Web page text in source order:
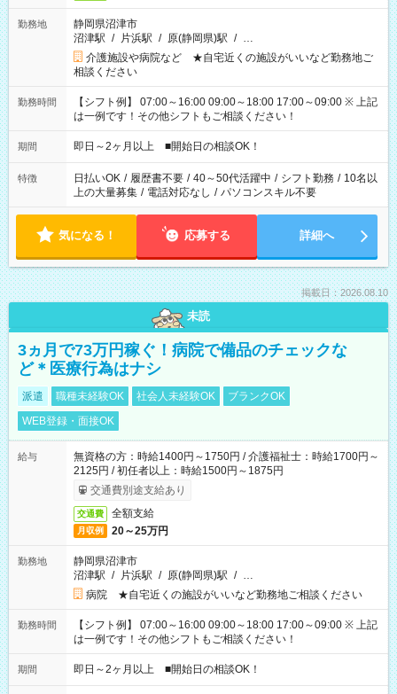
勤務地
静岡県沼津市
沼津駅 / 片浜駅 / 原(静岡県)駅 / …
介護施設や病院など ★自宅近くの施設がいいなど勤務地ご
相談ください
勤務時間
【シフト例】 07:00～16:00 09:00～18:00 17:00～09:00 ※ 上記
は一例です！その他シフトもご相談ください！
期間 即日～2ヶ月以上 ■開始日の相談OK！
特徴 日払いOK / 履歴書不要 / 40～50代活躍中 / シフト勤務 / 10名以
上の大量募集 / 電話対応なし / パソコンスキル不要
気になる！ 応募する 詳細へ
掲載日：2026.08.10
未読
3ヵ月で73万円稼ぐ！病院で備品のチェックな
ど＊医療行為はナシ
派遣 職種未経験OK 社会人未経験OK
ブランクOK
WEB登録・面接OK
給与
無資格の方：時給1400円～1750円 / 介護福祉士：時給1700円～
2125円 / 初任者以上：時給1500円～1875円
交通費別途支給あり
交通費 全額支給
月収例 20～25万円
勤務地
静岡県沼津市
沼津駅 / 片浜駅 / 原(静岡県)駅 / …
病院 ★自宅近くの施設がいいなど勤務地ご相談ください
勤務時間
【シフト例】 07:00～16:00 09:00～18:00 17:00～09:00 ※ 上記
は一例です！その他シフトもご相談ください！
期間 即日～2ヶ月以上 ■開始日の相談OK！